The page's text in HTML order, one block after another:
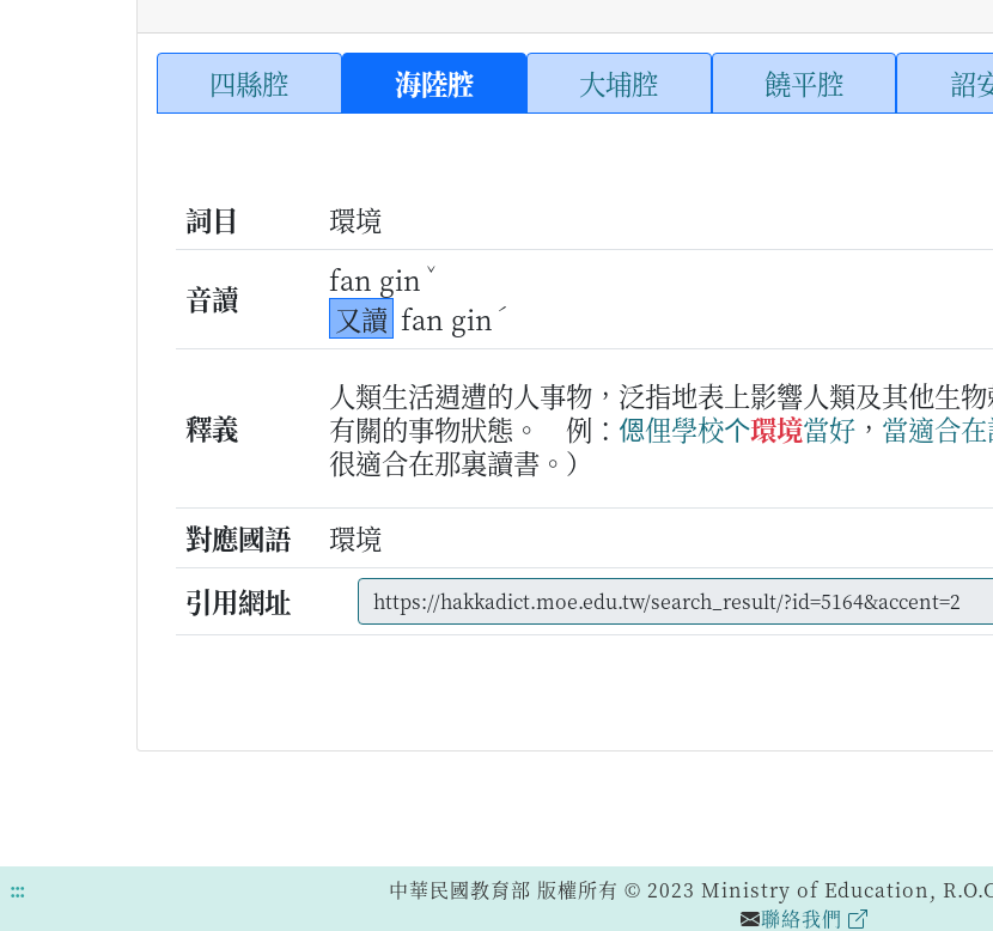
四縣腔 海陸腔 大埔腔 饒平腔 詔
詞目 環境
音讀 fan gin ˇ
又讀 fan gin ˊ
釋義
人類生活週遭的人事物，泛指地表上影響人類及其他生
有關的事物狀態。
例： 𫣆俚學校个環境當好 ， 當適合
很適合在那裏讀書。）
對應國語
環境
引用網址
:::
中華民國教育部 版權所有 © 2023 Ministry of Education,
聯絡我們